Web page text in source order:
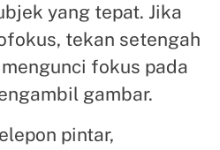
yang tepat. Jika
tekan setengah
fokus pada
gambar.
pintar,